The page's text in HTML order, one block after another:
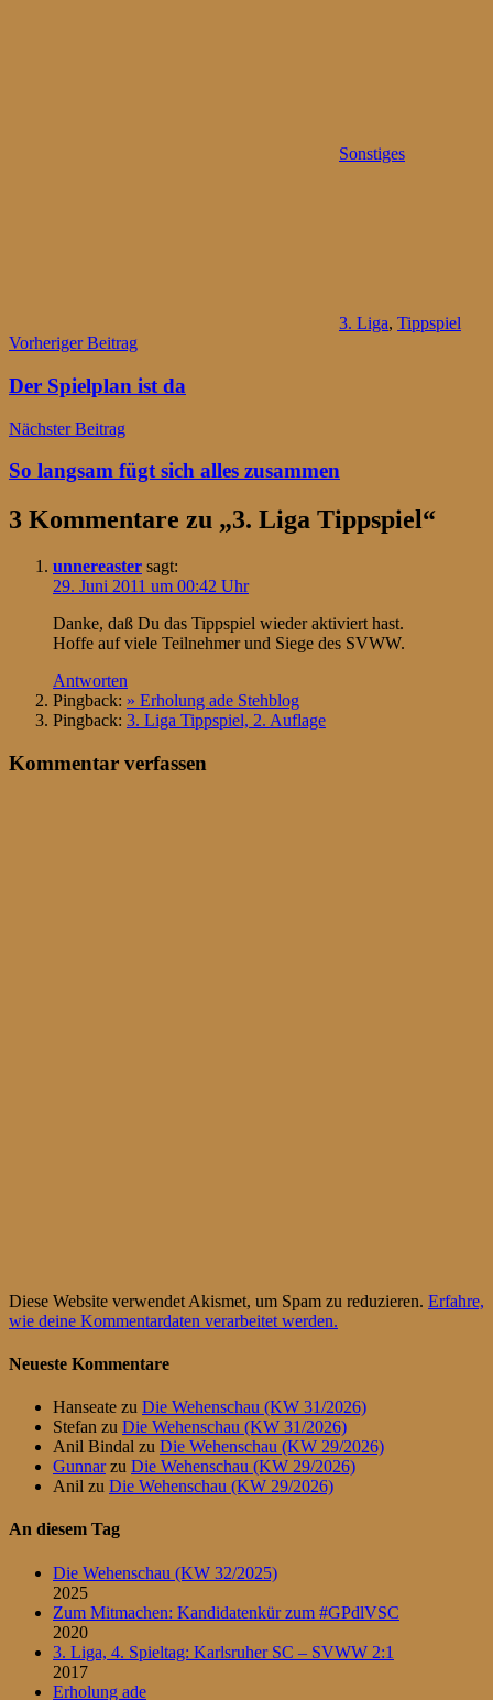
Sonstiges
3. Liga, Tippspiel
Beitragsnavigation
Vorheriger Beitrag
Der Spielplan ist da
Nächster Beitrag
So langsam fügt sich alles zusammen
3 Kommentare zu „3. Liga Tippspiel“
unnereaster sagt:
29. Juni 2011 um 00:42 Uhr
Danke, daß Du das Tippspiel wieder aktiviert hast.
Hoffe auf viele Teilnehmer und Siege des SVWW.
Antworten
Pingback: » Erholung ade Stehblog
Pingback: 3. Liga Tippspiel, 2. Auflage
Kommentar verfassen
Diese Website verwendet Akismet, um Spam zu reduzieren. Erfahre,
wie deine Kommentardaten verarbeitet werden.
Neueste Kommentare
Hanseate zu Die Wehenschau (KW 31/2026)
Stefan zu Die Wehenschau (KW 31/2026)
Anil Bindal zu Die Wehenschau (KW 29/2026)
Gunnarzu Die Wehenschau (KW 29/2026)
Anil zu Die Wehenschau (KW 29/2026)
An diesem Tag
Die Wehenschau (KW 32/2025)
2025
Zum Mitmachen: Kandidatenkür zum #GPdlVSC
2020
3. Liga, 4. Spieltag: Karlsruher SC – SVWW 2:1
2017
Erholung ade